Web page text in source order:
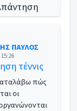
- Συνταξιοδοτικά
- Αυθαίρετα
ΠΑΥΛΟΣ
τέννις
πώς
οι